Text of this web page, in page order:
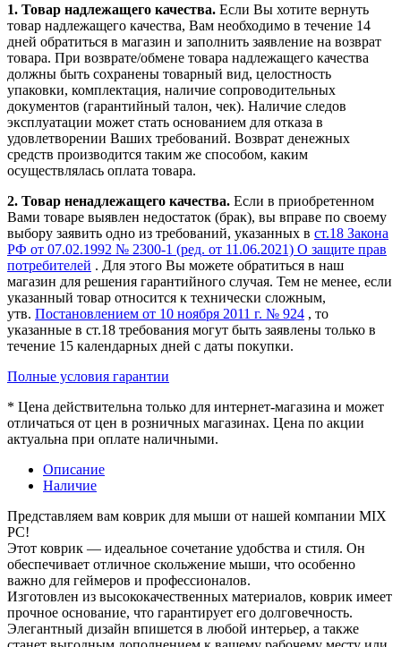
1. Товар надлежащего качества. Если Вы хотите вернуть
товар надлежащего качества, Вам необходимо в течение 14
дней обратиться в магазин и заполнить заявление на возврат
товара. При возврате/обмене товара надлежащего качества
должны быть сохранены товарный вид, целостность
упаковки, комплектация, наличие сопроводительных
документов (гарантийный талон, чек). Наличие следов
эксплуатации может стать основанием для отказа в
удовлетворении Ваших требований. Возврат денежных
средств производится таким же способом, каким
осуществлялась оплата товара.
2. Товар ненадлежащего качества. Если в приобретенном
Вами товаре выявлен недостаток (брак), вы вправе по своему
выбору заявить одно из требований, указанных в ст.18 Закона
РФ от 07.02.1992 № 2300-1 (ред. от 11.06.2021) О защите прав
потребителей . Для этого Вы можете обратиться в наш
магазин для решения гарантийного случая. Тем не менее, если
указанный товар относится к технически сложным,
утв. Постановлением от 10 ноября 2011 г. № 924 , то
указанные в ст.18 требования могут быть заявлены только в
течение 15 календарных дней с даты покупки.
Полные условия гарантии
* Цена действительна только для интернет-магазина и может
отличаться от цен в розничных магазинах. Цена по акции
актуальна при оплате наличными.
Описание
Наличие
Представляем вам коврик для мыши от нашей компании MIX
PC!
Этот коврик — идеальное сочетание удобства и стиля. Он
обеспечивает отличное скольжение мыши, что особенно
важно для геймеров и профессионалов.
Изготовлен из высококачественных материалов, коврик имеет
прочное основание, что гарантирует его долговечность.
Элегантный дизайн впишется в любой интерьер, а также